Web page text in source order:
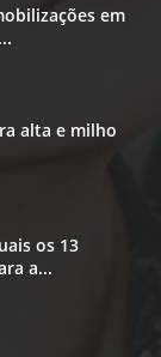
em
alta e milho
os 13
a...